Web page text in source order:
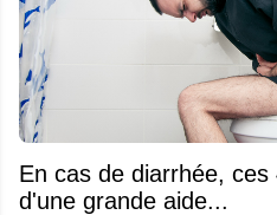
En cas de diarrhée,
d'une grande aide...